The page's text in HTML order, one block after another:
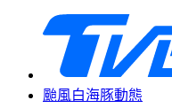
颱風白海豚動態